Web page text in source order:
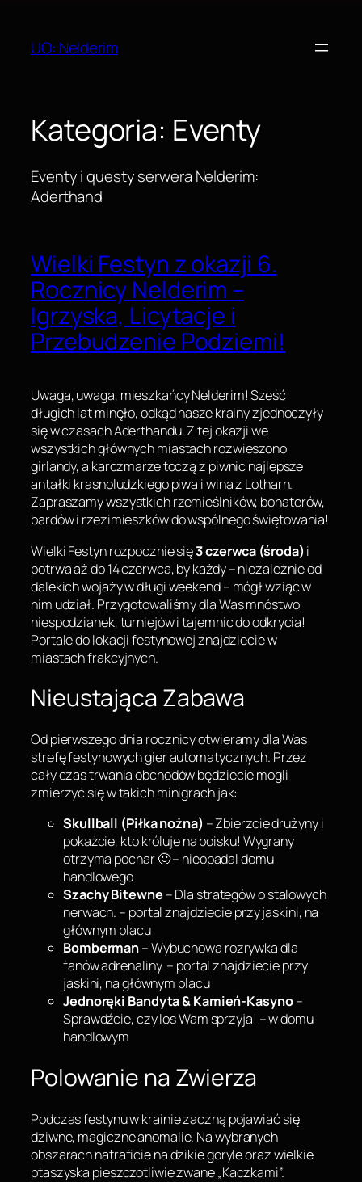
treściUO: Nelderim
Kategoria: Eventy
Eventy i questy serwera Nelderim:
Aderthand
Wielki Festyn z okazji 6.
Rocznicy Nelderim –
Igrzyska, Licytacje i
Przebudzenie Podziemi!
Uwaga, uwaga, mieszkańcy Nelderim! Sześć
długich lat minęło, odkąd nasze krainy zjednoczyły
się w czasach Aderthandu. Z tej okazji we
wszystkich głównych miastach rozwieszono
girlandy, a karczmarze toczą z piwnic najlepsze
antałki krasnoludzkiego piwa i wina z Lotharn.
Zapraszamy wszystkich rzemieślników, bohaterów,
bardów i rzezimieszków do wspólnego świętowania!
Wielki Festyn rozpocznie się3 czerwca (środa) i
potrwa aż do 14 czerwca, by każdy – niezależnie od
dalekich wojaży w długi weekend – mógł wziąć w
nim udział. Przygotowaliśmy dla Was mnóstwo
niespodzianek, turniejów i tajemnic do odkrycia!
Portale do lokacji festynowej znajdziecie w
miastach frakcyjnych.
Nieustająca Zabawa
Od pierwszego dnia rocznicy otwieramy dla Was
strefę festynowych gier automatycznych. Przez
cały czas trwania obchodów będziecie mogli
zmierzyć się w takich minigrach jak:
Skullball (Piłka nożna) – Zbierzcie drużyny i
pokażcie, kto króluje na boisku! Wygrany
otrzyma pochar 🙂 – nieopadal domu
handlowego
Szachy Bitewne – Dla strategów o stalowych
nerwach. – portal znajdziecie przy jaskini, na
głównym placu
Bomberman– Wybuchowa rozrywka dla
fanów adrenaliny. – portal znajdziecie przy
jaskini, na głównym placu
Jednoręki Bandyta & Kamień-Kasyno–
Sprawdźcie, czy los Wam sprzyja! – w domu
handlowym
Polowanie na Zwierza
Podczas festynu w krainie zaczną pojawiać się
dziwne, magiczne anomalie. Na wybranych
obszarach natraficie na dzikie goryle oraz wielkie
ptaszyska pieszczotliwie zwane „Kaczkami”.